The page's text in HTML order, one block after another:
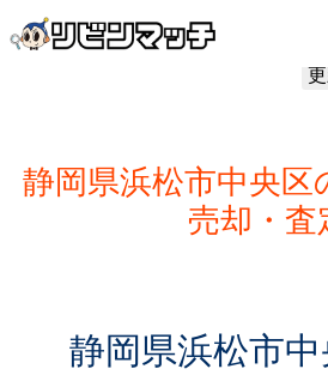
静岡県浜松市中央
売却・査
静岡県浜松市